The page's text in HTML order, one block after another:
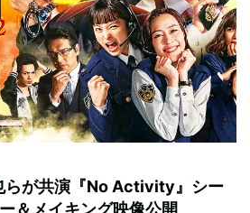
らが共演『No Activity』シー